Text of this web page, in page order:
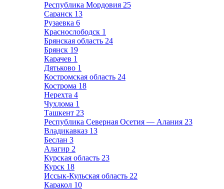
Республика Мордовия 25
Саранск 13
Рузаевка 6
Краснослободск 1
Брянская область 24
Брянск 19
Карачев 1
Дятьково 1
Костромская область 24
Кострома 18
Нерехта 4
Чухлома 1
Ташкент 23
Республика Северная Осетия — Алания 23
Владикавказ 13
Беслан 3
Алагир 2
Курская область 23
Курск 18
Иссык-Кульская область 22
Каракол 10